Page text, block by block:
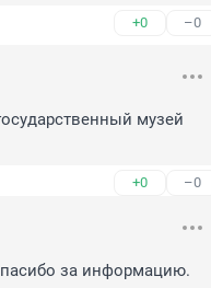
+0 –0
музей
+0 –0
за информацию.